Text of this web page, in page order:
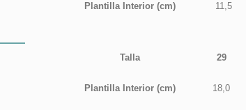
Plantilla Interior (cm) 11,5
Talla 29
Plantilla Interior (cm) 18,0